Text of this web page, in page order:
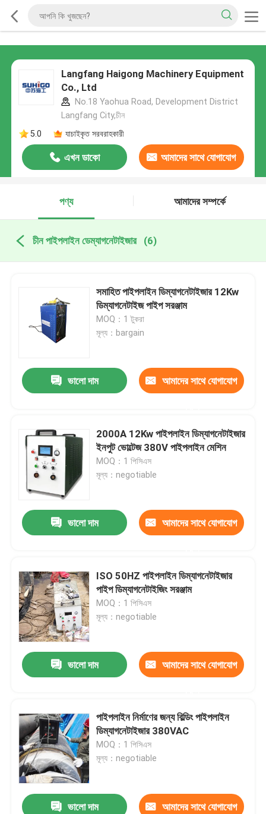
Langfang Haigong Machinery Equipment
Co., Ltd
No.18 Yaohua Road, Development District
Langfang City,চীন
5.0
যাচাইকৃত সরবরাহকারী
এখন ডাকো আমাদের সাথে যোগাযোগ
পণ্য
আমাদের সম্পর্কে
চীন পাইপলাইন ডেম্যাগনেটাইজার (6)
সমাহিত পাইপলাইন ডিম্যাগনেটাইজার 12Kw
ডিম্যাগনেটাইজ পাইপ সরঞ্জাম
MOQ：1 টুকরা
মূল্য：bargain
ভালো দাম আমাদের সাথে যোগাযোগ
2000A 12Kw পাইপলাইন ডিম্যাগনেটাইজার
ইনপুট ভোল্টেজ 380V পাইপলাইন মেশিন
MOQ：1 পিসিএস
মূল্য：negotiable
ভালো দাম আমাদের সাথে যোগাযোগ
ISO 50HZ পাইপলাইন ডিম্যাগনেটাইজার
পাইপ ডিম্যাগনেটাইজিং সরঞ্জাম
MOQ：1 পিসিএস
মূল্য：negotiable
ভালো দাম আমাদের সাথে যোগাযোগ
পাইপলাইন নির্মাণের জন্য বিল্ডিং পাইপলাইন
ডিম্যাগনেটাইজার 380VAC
MOQ：1 পিসিএস
মূল্য：negotiable
ভালো দাম আমাদের সাথে যোগাযোগ